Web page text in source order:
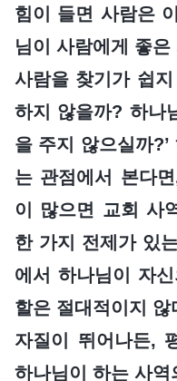
힘이 들면 사람은
님이 사람에게 좋
사람을 찾기가 쉽
하지 않을까? 하나
을 주지 않으실까
는 관점에서 본다
이 많으면 교회 사
한 가지 전제가 있
에서 하나님이 자
할은 절대적이지
자질이 뛰어나든,
하나님이 하는 사